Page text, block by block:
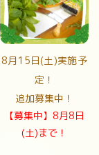
8月15日(土)実施予
定！
追加募集中！
【募集中】8月8日
(土)まで！